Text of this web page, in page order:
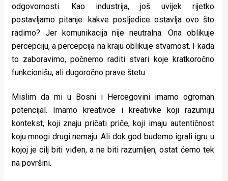
odgovornosti. Kao industrija, još uvijek rijetko
postavljamo pitanje: kakve posljedice ostavlja ovo što
radimo? Jer komunikacija nije neutralna. Ona oblikuje
percepciju, a percepcija na kraju oblikuje stvarnost. I kada
to zaboravimo, počnemo raditi stvari koje kratkoročno
funkcionišu, ali dugoročno prave štetu.
Mislim da mi u Bosni i Hercegovini imamo ogroman
potencijal. Imamo kreativce i kreativke koji razumiju
kontekst, koji znaju pričati priče, koji imaju autentičnost
koju mnogi drugi nemaju. Ali dok god budemo igrali igru u
kojoj je cilj biti viđen, a ne biti razumljen, ostat ćemo tek
na površini.